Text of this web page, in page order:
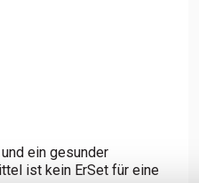
ein gesunder
ist kein ErSet für eine